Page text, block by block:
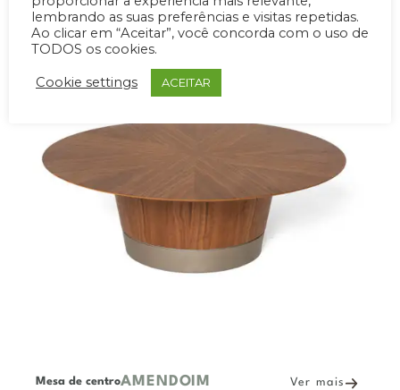
Mesa de centroAMENDOIM Ver mais
lembrando as suas preferências e visitas repetidas.
Ao clicar em “Aceitar”, você concorda com o uso de
TODOS os cookies.
Cookie settings ACEITAR